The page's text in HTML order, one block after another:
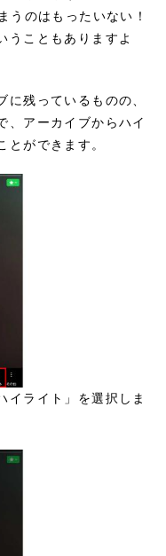
うのはもったいない！
うこともありますよ
に残っているものの、
、アーカイブからハイ
とができます。
イライト」を選択しま